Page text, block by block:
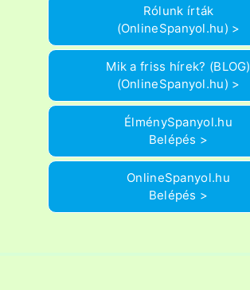
Rólunk írták
(OnlineSpanyol.hu) >
Mik a friss hírek? (BLOG)
(OnlineSpanyol.hu) >
ÉlménySpanyol.hu
Belépés >
OnlineSpanyol.hu
Belépés >